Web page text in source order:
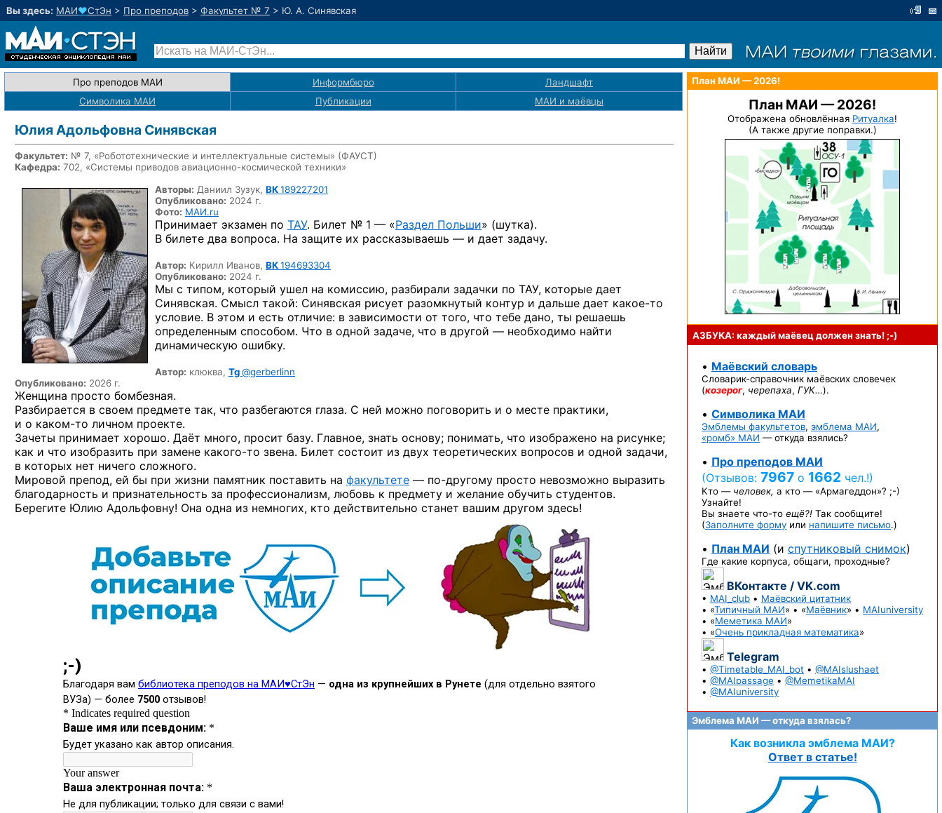
Вы здесь: МАИ♥СтЭн > Про преподов > Факультет № 7 > Ю. А. Синявская
Про преподов МАИ Информбюро
Ландшафт
Символика МАИ
Публикации МАИ и маёвцы
Юлия Адольфовна Синявская
Факультет: № 7, «Робототехнические и интеллектуальные системы» (ФАУСТ)
Кафедра: 702, «Системы приводов авиационно-космической техники»
Авторы: Даниил Зузук, ВК189227201
Опубликовано: 2024 г.
Фото: МАИ.ru
Принимает экзамен по ТАУ. Билет № 1 — «Раздел Польши» (шутка).
В билете два вопроса. На защите их рассказываешь — и дает задачу.
Автор: Кирилл Иванов, ВК194693304
Опубликовано: 2024 г.
Мы с типом, который ушел на комиссию, разбирали задачки по ТАУ, которые дает
Синявская. Смысл такой: Синявская рисует разомкнутый контур и дальше дает какое-то
условие. В этом и есть отличие: в зависимости от того, что тебе дано, ты решаешь
определенным способом. Что в одной задаче, что в другой — необходимо найти
динамическую ошибку.
Автор: клюква, Tg@gerberlinn
Опубликовано: 2026 г.
Женщина просто бомбезная.
Разбирается в своем предмете так, что разбегаются глаза. С ней можно поговорить и о месте практики,
и о каком-то личном проекте.
Зачеты принимает хорошо. Даёт много, просит базу. Главное, знать основу; понимать, что изображено на рисунке;
как и что изобразить при замене какого-то звена. Билет состоит из двух теоретических вопросов и одной задачи,
в которых нет ничего сложного.
Мировой препод, ей бы при жизни памятник поставить на факультете — по-другому просто невозможно выразить
благодарность и признательность за профессионализм, любовь к предмету и желание обучить студентов.
Берегите Юлию Адольфовну! Она одна из немногих, кто действительно станет вашим другом здесь!
План МАИ — 2026!
План МАИ — 2026!
Отображена обновлённая Ритуалка!
(А также другие поправки.)
АЗБУКА: каждый маёвец должензнать! ;-)
• Маёвский словарь
Словарик-справочник маёвских словечек
(козерог, черепаха, ГУК…).
• Символика МАИ
Эмблемы факультетов, эмблема МАИ,
«ромб» МАИ — откуда взялись?
• Про преподов МАИ
(Отзывов: 7967 о 1662 чел.!)
Кто — человек, а кто — «Армагеддон»? ;-)
Узнайте!
Вы знаете что-то ещё?! Так сообщите!
(Заполните форму или напишите письмо.)
• План МАИ (и спутниковый снимок)
Где какие корпуса, общаги, проходные?
ВКонтакте / VK.com
• MAI_club • Маёвский цитатник
• «Типичный МАИ» • «Маёвник» • MAIuniversity
• «Меметика МАИ»
• «Очень прикладная математика»
Telegram
• @Timetable_MAI_bot • @MAIslushaet
• @MAIpassage • @MemetikaMAI
• @MAIuniversity
Эмблема МАИ — откуда взялась?
Как возникла эмблема МАИ?
Ответ в статье!